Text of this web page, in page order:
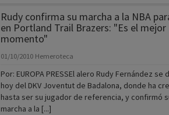
Rudy confirma su marcha a la NBA
en Portland Trail Brazers: "Es el mejor
momento"
01/10/2010 Hemeroteca
Por: EUROPA PRESSEl alero Rudy Fernández se
hoy del DKV Joventut de Badalona, donde ha
hasta ser su jugador de referencia, y confirmó
marcha a la [...]